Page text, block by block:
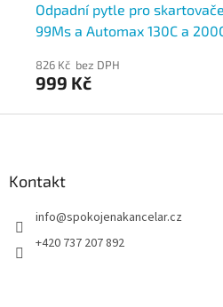
Odpadní pytle pro
99Ms a Automax 130C a
826 Kč bez DPH
999 Kč
Kontakt
info@spokojenakancelar.cz
+420 737 207 892